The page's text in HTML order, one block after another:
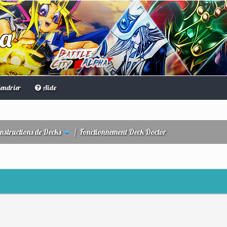
Aide
de Decks / Fonctionnement Deck Doctor